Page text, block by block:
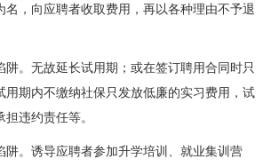
名，向应聘者收取费用，再以各种理由不予退
阱。无故延长试用期；或在签订聘用合同时只
用期内不缴纳社保只发放低廉的实习费用，试
违约责任等。
阱。诱导应聘者参加升学培训、就业集训营